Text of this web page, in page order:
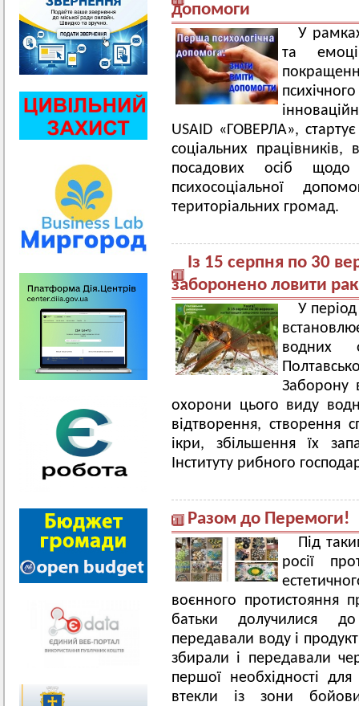
допомоги
У
та
USAID «ГОВЕРЛА»,
соціальних
посадових осіб щодо
психосоціальної
територіальних громад.
Із 15 серпня по 30
заборонено ловити
У
водних
Заборону
охорони цього виду
відтворення, створення
ікри, збільшення їх
Інституту рибного
Разом до Перемоги!
Під
росії
воєнного протистояння
батьки долучилися
передавали воду і
збирали і передавали
першої необхідності
втекли із зони